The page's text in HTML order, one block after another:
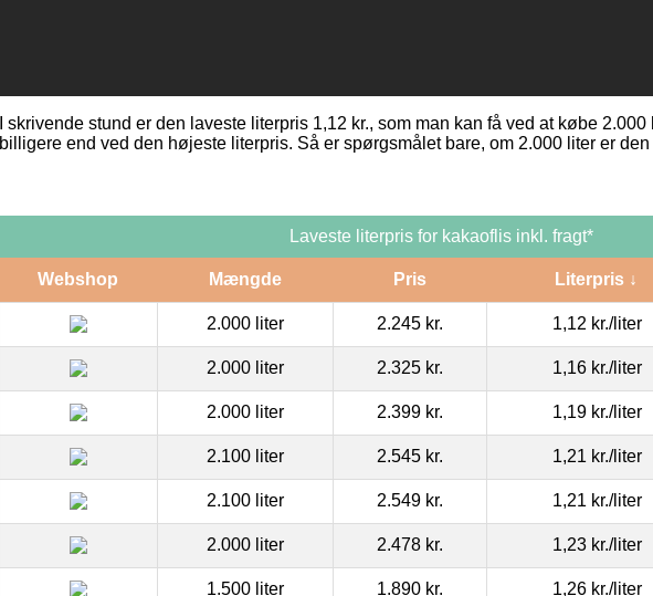
I skrivende stund er den laveste literpris 1,12 kr., som man kan få ved at købe
billigere end ved den højeste literpris. Så er spørgsmålet bare, om 2.000 liter er
Laveste literpris for kakaoflis inkl. fragt*
Webshop Mængde Pris Literpris ↓
2.000 liter 2.245 kr. 1,12 kr./liter
2.000 liter 2.325 kr. 1,16 kr./liter
2.000 liter 2.399 kr. 1,19 kr./liter
2.100 liter 2.545 kr. 1,21 kr./liter
2.100 liter 2.549 kr. 1,21 kr./liter
2.000 liter 2.478 kr. 1,23 kr./liter
1.500 liter 1.890 kr. 1,26 kr./liter